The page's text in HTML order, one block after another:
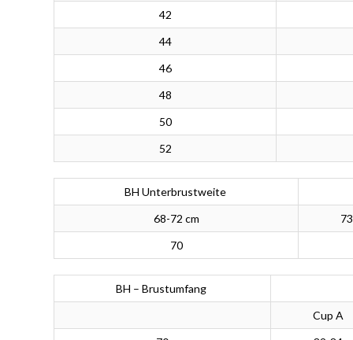
42
44
46
48
50
52
BH Unterbrustweite
68-72 cm
70
BH – Brustumfang
Cup A